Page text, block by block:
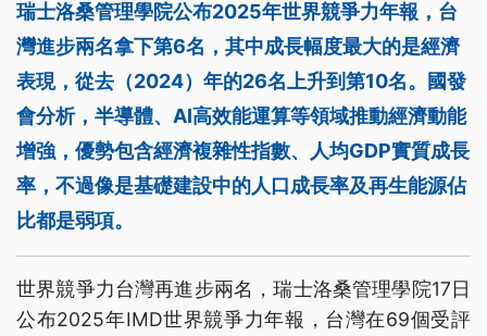
瑞士洛桑管理學院公布2025年世界競爭力年報，台
灣進步兩名拿下第6名，其中成長幅度最大的是經濟
表現，從去（2024）年的26名上升到第10名。國發
會分析，半導體、AI高效能運算等領域推動經濟動能
增強，優勢包含經濟複雜性指數、人均GDP實質成長
率，不過像是基礎建設中的人口成長率及再生能源佔
比都是弱項。
世界競爭力台灣再進步兩名，瑞士洛桑管理學院17日
公布2025年IMD世界競爭力年報，台灣在69個受評